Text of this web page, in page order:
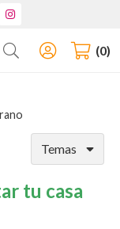
Buscar 0
Temas
tu casa